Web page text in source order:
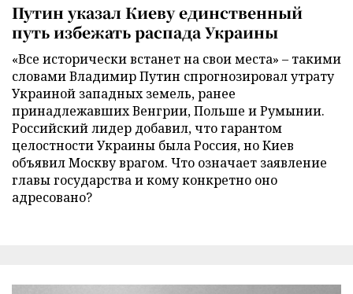
Путин указал Киеву единственный
путь избежать распада Украины
«Все исторически встанет на свои места» – такими
словами Владимир Путин спрогнозировал утрату
Украиной западных земель, ранее
принадлежавших Венгрии, Польше и Румынии.
Российский лидер добавил, что гарантом
целостности Украины была Россия, но Киев
объявил Москву врагом. Что означает заявление
главы государства и кому конкретно оно
адресовано?